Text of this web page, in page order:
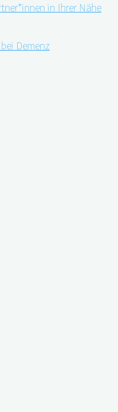
in Ihrer Nähe
Demenz
neurologischer
eine aktuelle, breit
Demnach haben
Alzheimer-Risiko als
waren.
Covid-19 analysierte
von knapp 920.000
die in der Region um
der Region Seeland
2018 bis
positiv